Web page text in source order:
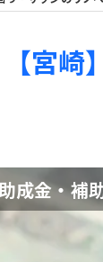
【宮
助成金・